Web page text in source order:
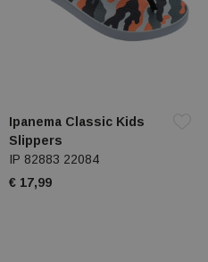
Ipanema Classic Kids
Slippers
IP 82883 22084
€ 17,99